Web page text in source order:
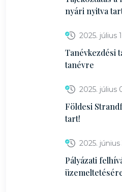
nyári nyitva
2025. július
Tanévkezdési
tanévre
2025. július
Földesi
tart!
2025. június
Pályázati